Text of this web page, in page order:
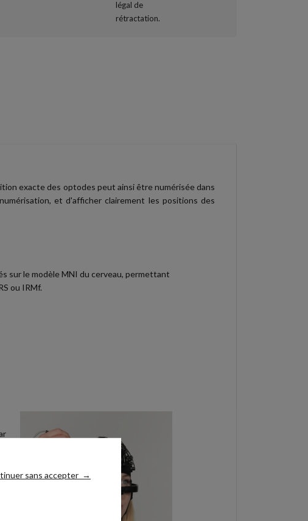
sans accepter →
exacte des optodes peut ainsi être numérisée dans
et d'afficher clairement les positions des
sur le modèle MNI du cerveau, permettant
ou IRMf.
il